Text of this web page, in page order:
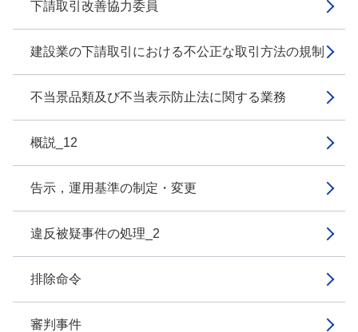
下請取引改善協力委員
建設業の下請取引における不公正な取引方法の規制
不当景品類及び不当表示防止法に関する業務
概説_12
告示，運用基準の制定・変更
違反被疑事件の処理_2
排除命令
審判事件